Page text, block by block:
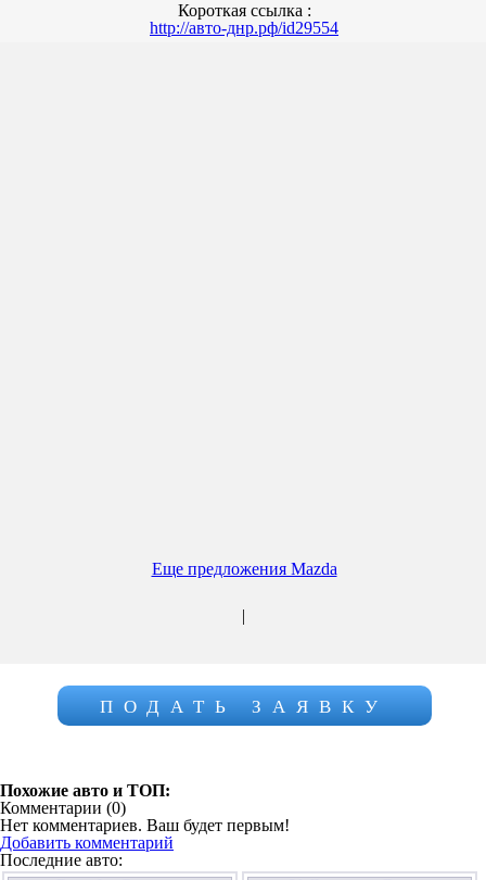
Короткая ссылка :
http://авто-днр.рф/id29554
Еще предложения Mazda
|
ПОДАТЬ ЗАЯВКУ
Похожие авто и ТОП:
Комментарии (0)
Нет комментариев. Ваш будет первым!
Добавить комментарий
Последние авто: